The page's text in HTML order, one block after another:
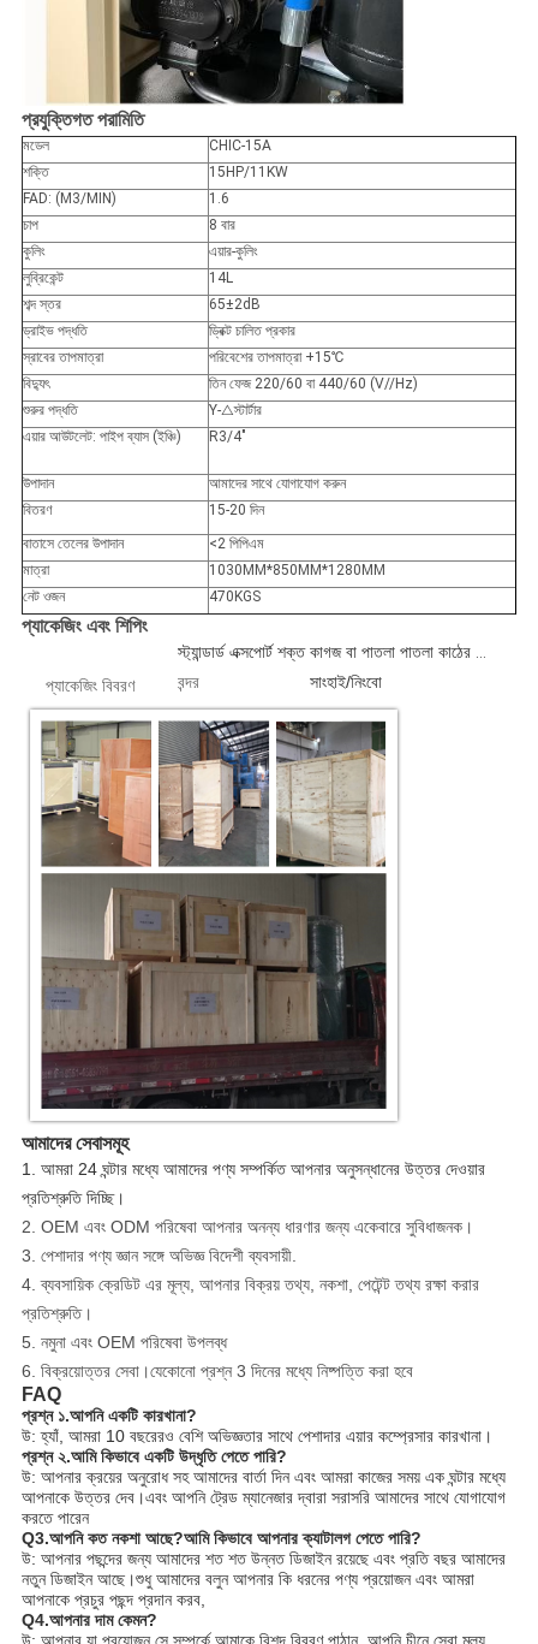
প্রযুক্তিগত পরামিতি
মডেল
CHIC-15A
শক্তি
15HP/11KW
FAD: (M3/MIN)
1.6
চাপ
8 বার
কুলিং
এয়ার-কুলিং
লুব্রিকেন্ট
14L
শব্দ স্তর
65±2dB
ড্রাইভ পদ্ধতি
ড্রিক্ট চালিত প্রকার
স্রাবের তাপমাত্রা
পরিবেশের তাপমাত্রা +15℃
বিদ্যুৎ
তিন ফেজ 220/60 বা 440/60 (V//Hz)
শুরুর পদ্ধতি
Y-△স্টার্টার
এয়ার আউটলেট: পাইপ ব্যাস (ইঞ্চি)
R3/4"
উপাদান
আমাদের সাথে যোগাযোগ করুন
বিতরণ
15-20 দিন
বাতাসে তেলের উপাদান
<2 পিপিএম
মাত্রা
1030MM*850MM*1280MM
নেট ওজন
470KGS
প্যাকেজিং এবং শিপিং
প্যাকেজিং বিবরণ
স্ট্যান্ডার্ড এক্সপোর্ট শক্ত কাগজ বা পাতলা পাতলা কাঠের কেস 1 পিসি/বক্স
বন্দর সাংহাই/নিংবো
আমাদের সেবাসমূহ
1. আমরা 24 ঘন্টার মধ্যে আমাদের পণ্য সম্পর্কিত আপনার অনুসন্ধানের উত্তর দেওয়ার
প্রতিশ্রুতি দিচ্ছি।
2. OEM এবং ODM পরিষেবা আপনার অনন্য ধারণার জন্য একেবারে সুবিধাজনক।
3. পেশাদার পণ্য জ্ঞান সঙ্গে অভিজ্ঞ বিদেশী ব্যবসায়ী.
4. ব্যবসায়িক ক্রেডিট এর মূল্য, আপনার বিক্রয় তথ্য, নকশা, পেটেন্ট তথ্য রক্ষা করার
প্রতিশ্রুতি।
5. নমুনা এবং OEM পরিষেবা উপলব্ধ
6. বিক্রয়োত্তর সেবা।যেকোনো প্রশ্ন 3 দিনের মধ্যে নিষ্পত্তি করা হবে
FAQ
প্রশ্ন ১.আপনি একটি কারখানা?
উ: হ্যাঁ, আমরা 10 বছরেরও বেশি অভিজ্ঞতার সাথে পেশাদার এয়ার কম্প্রেসার কারখানা।
প্রশ্ন ২.আমি কিভাবে একটি উদ্ধৃতি পেতে পারি?
উ: আপনার ক্রয়ের অনুরোধ সহ আমাদের বার্তা দিন এবং আমরা কাজের সময় এক ঘন্টার মধ্যে
আপনাকে উত্তর দেব।এবং আপনি ট্রেড ম্যানেজার দ্বারা সরাসরি আমাদের সাথে যোগাযোগ
করতে পারেন
Q3.আপনি কত নকশা আছে?আমি কিভাবে আপনার ক্যাটালগ পেতে পারি?
উ: আপনার পছন্দের জন্য আমাদের শত শত উন্নত ডিজাইন রয়েছে এবং প্রতি বছর আমাদের
নতুন ডিজাইন আছে।শুধু আমাদের বলুন আপনার কি ধরনের পণ্য প্রয়োজন এবং আমরা
আপনাকে প্রচুর পছন্দ প্রদান করব,
Q4.আপনার দাম কেমন?